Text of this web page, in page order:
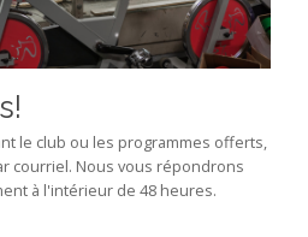
le club ou les programmes offerts,
courriel. Nous vous répondrons
à l'intérieur de 48 heures.